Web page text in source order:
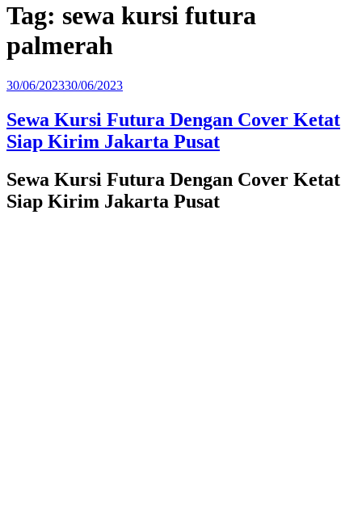
Tag: sewa kursi futura
palmerah
Diposkan
30/06/202330/06/2023
Sewa Kursi Futura Dengan Cover Ketat
Siap Kirim Jakarta Pusat
Sewa Kursi Futura Dengan Cover Ketat
Siap Kirim Jakarta Pusat